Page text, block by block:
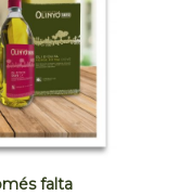
falta